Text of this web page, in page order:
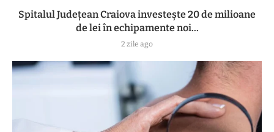
Spitalul Județean Craiova investește 20 de milioane
de lei în echipamente noi...
2 zile ago